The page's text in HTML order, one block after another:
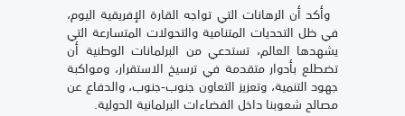
وأكد أن الرهانات التي تواجه القارة الإفريقية اليوم،
في ظل التحديات المتنامية والتحولات المتسارعة التي
يشهدها العالم، تستدعي من البرلمانات الوطنية أن
تضطلع بأدوار متقدمة في ترسيخ الاستقرار، ومواكبة
جهود التنمية، وتعزيز التعاون جنوب-جنوب، والدفاع عن
مصالح شعوبنا داخل الفضاءات البرلمانية الدولية.